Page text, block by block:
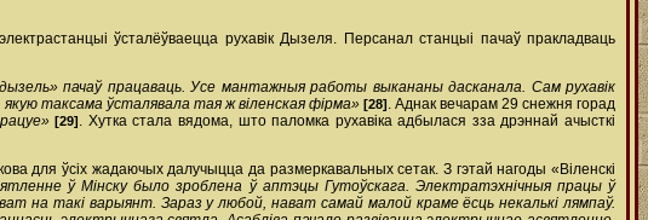
ўсталёўваецца рухавік Дызеля. Персанал станцыі пачаў пракладваць
пачаў працаваць. Усе мантажныя работы выкананы дасканала. Сам рухавік
таксама ўсталявала тая ж віленская фірма» [28]. Аднак вечарам 29 снежня горад
[29]. Хутка стала вядома, што паломка рухавіка адбылася з­за дрэннай ачысткі
для ўсіх жадаючых далучыцца да размеркавальных сетак. З гэтай нагоды «Віленскі
ў Мінску было зроблена ў аптэцы Гутоўскага. Электратэхнічныя працы ў
на такі варыянт. Зараз у любой, нават самай малой краме ёсць некалькі лямпаў.